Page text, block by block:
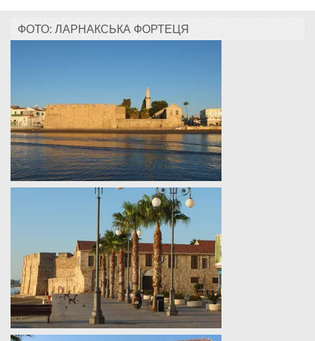
ФОТО: ЛАРНАКСЬКА ФОРТЕЦЯ